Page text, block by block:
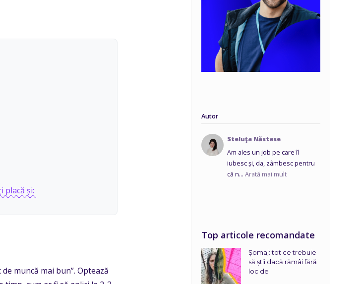
placă și:
muncă mai bun”. Optează
Autor
Steluţa Năstase
Am ales un job pe care îl
iubesc și, da, zâmbesc pentru
că n...Arată mai mult
Top articole recomandate
Șomaj: tot ce trebuie
să știi dacă rămâi fără
loc de